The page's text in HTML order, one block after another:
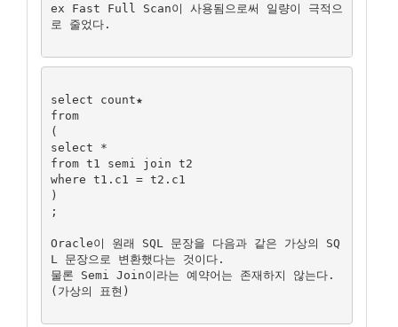
ex Fast Full Scan이 사용됨으로써 일량이 극적으
로 줄었다.
select count★
from
(
select *
from t1 semi join t2
where t1.c1 = t2.c1
)
;
Oracle이 원래 SQL 문장을 다음과 같은 가상의 SQ
L 문장으로 변환했다는 것이다.
물론 Semi Join이라는 예약어는 존재하지 않는다.
(가상의 표현)